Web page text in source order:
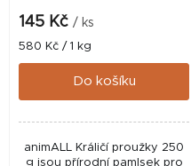
145 Kč / ks
Měrná
cena:
580 Kč / 1 kg
Do košíku
animALL Králičí proužky 250
g jsou přírodní pamlsek pro